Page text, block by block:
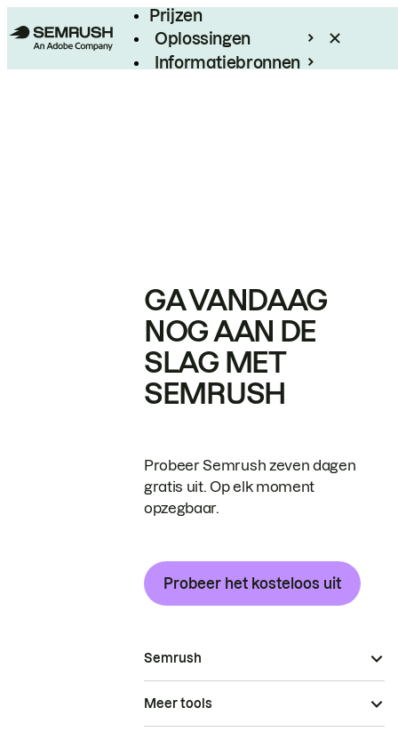
Prijzen
Oplossingen
Informatiebronnen
GA VANDAAG
NOG AAN DE
SLAG MET
SEMRUSH
Probeer Semrush zeven dagen
gratis uit. Op elk moment
opzegbaar.
Probeer het kosteloos uit
Semrush
Meer tools